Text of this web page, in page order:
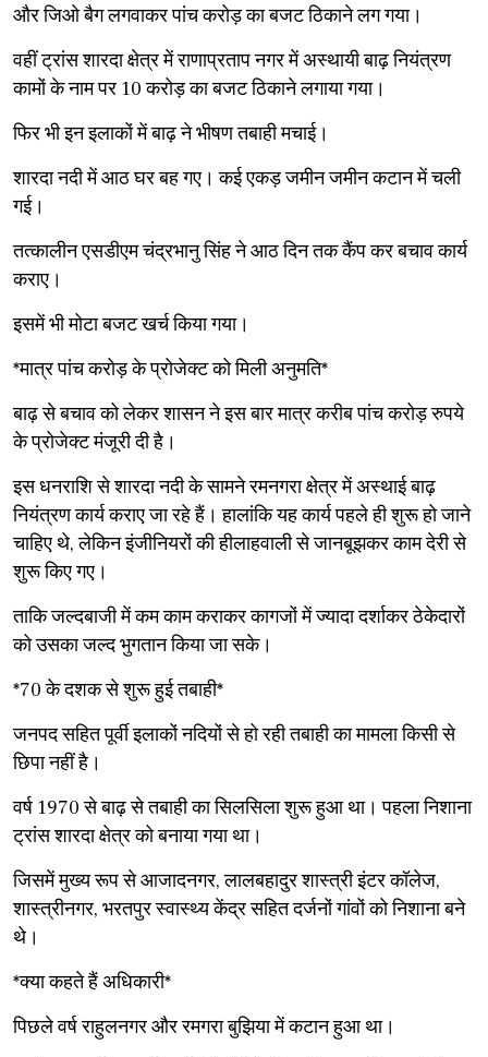
और जिओ बैग लगवाकर पांच करोड़ का बजट ठिकाने लग गया।
वहीं ट्रांस शारदा क्षेत्र में राणाप्रताप नगर में अस्थायी बाढ़ नियंत्रण
कामों के नाम पर 10 करोड़ का बजट ठिकाने लगाया गया।
फिर भी इन इलाकों में बाढ़ ने भीषण तबाही मचाई।
शारदा नदी में आठ घर बह गए। कई एकड़ जमीन जमीन कटान में चली
गई।
तत्कालीन एसडीएम चंद्रभानु सिंह ने आठ दिन तक कैंप कर बचाव कार्य
कराए।
इसमें भी मोटा बजट खर्च किया गया।
*मात्र पांच करोड़ के प्रोजेक्ट को मिली अनुमति*
बाढ़ से बचाव को लेकर शासन ने इस बार मात्र करीब पांच करोड़ रुपये
के प्रोजेक्ट मंजूरी दी है।
इस धनराशि से शारदा नदी के सामने रमनगरा क्षेत्र में अस्थाई बाढ़
नियंत्रण कार्य कराए जा रहे हैं। हालांकि यह कार्य पहले ही शुरू हो जाने
चाहिए थे, लेकिन इंजीनियरों की हीलाहवाली से जानबूझकर काम देरी से
शुरू किए गए।
ताकि जल्दबाजी में कम काम कराकर कागजों में ज्यादा दर्शाकर ठेकेदारों
को उसका जल्द भुगतान किया जा सके।
*70 के दशक से शुरू हुई तबाही*
जनपद सहित पूर्वी इलाकों नदियों से हो रही तबाही का मामला किसी से
छिपा नहीं है।
वर्ष 1970 से बाढ़ से तबाही का सिलसिला शुरू हुआ था। पहला निशाना
ट्रांस शारदा क्षेत्र को बनाया गया था।
जिसमें मुख्य रूप से आजादनगर, लालबहादुर शास्त्री इंटर कॉलेज,
शास्त्रीनगर, भरतपुर स्वास्थ्य केंद्र सहित दर्जनों गांवों को निशाना बने
थे।
*क्या कहते हैं अधिकारी*
पिछले वर्ष राहुलनगर और रमगरा बुझिया में कटान हुआ था।